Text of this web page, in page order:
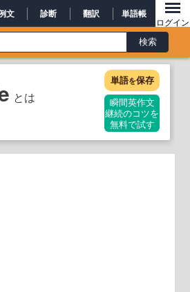
文 診断 翻訳 単語帳
ログイン
とは
単語を保存
瞬間英作文
継続のコツを
無料で試す